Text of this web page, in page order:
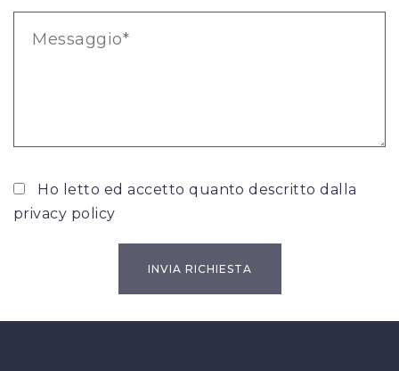
Ho letto ed accetto quanto descritto dalla
privacy policy